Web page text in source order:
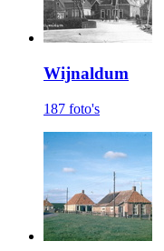
Wijnaldum
187 foto's